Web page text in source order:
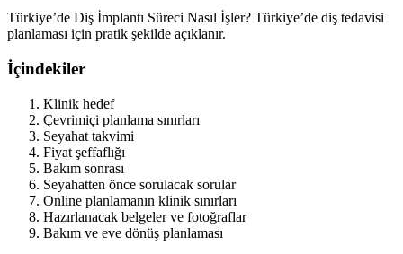
Türkiye’de Diş İmplantı Süreci Nasıl İşler? Türkiye’de diş tedavisi
planlaması için pratik şekilde açıklanır.
İçindekiler
Klinik hedef
Çevrimiçi planlama sınırları
Seyahat takvimi
Fiyat şeffaflığı
Bakım sonrası
Seyahatten önce sorulacak sorular
Online planlamanın klinik sınırları
Hazırlanacak belgeler ve fotoğraflar
Bakım ve eve dönüş planlaması